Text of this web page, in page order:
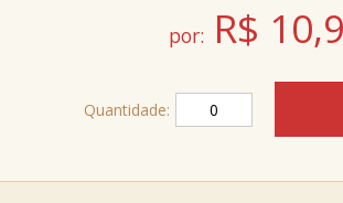
por: R$
Quantidade: